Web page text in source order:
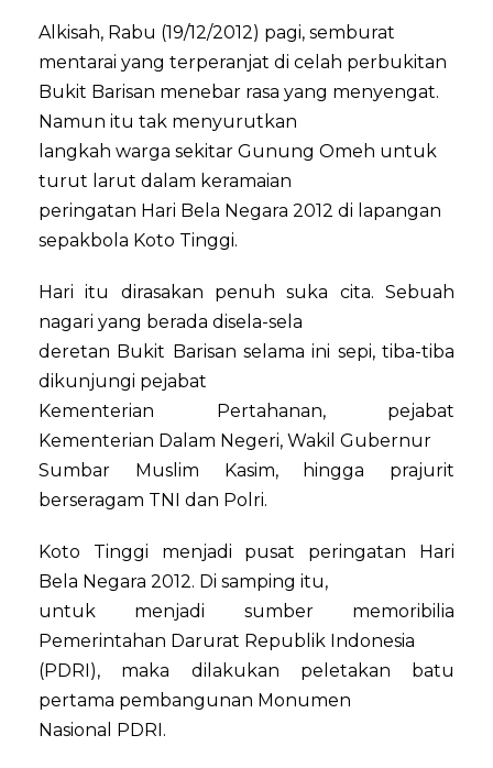
Alkisah, Rabu (19/12/2012) pagi, semburat
mentarai yang terperanjat di celah perbukitan
Bukit Barisan menebar rasa yang menyengat.
Namun itu tak menyurutkan
langkah warga sekitar Gunung Omeh untuk
turut larut dalam keramaian
peringatan Hari Bela Negara 2012 di lapangan
sepakbola Koto Tinggi.
Hari itu dirasakan penuh suka cita. Sebuah
nagari yang berada disela-sela
deretan Bukit Barisan selama ini sepi, tiba-tiba
dikunjungi pejabat
Kementerian Pertahanan, pejabat
Kementerian Dalam Negeri, Wakil Gubernur
Sumbar Muslim Kasim, hingga prajurit
berseragam TNI dan Polri.
Koto Tinggi menjadi pusat peringatan Hari
Bela Negara 2012. Di samping itu,
untuk menjadi sumber memoribilia
Pemerintahan Darurat Republik Indonesia
(PDRI), maka dilakukan peletakan batu
pertama pembangunan Monumen
Nasional PDRI.